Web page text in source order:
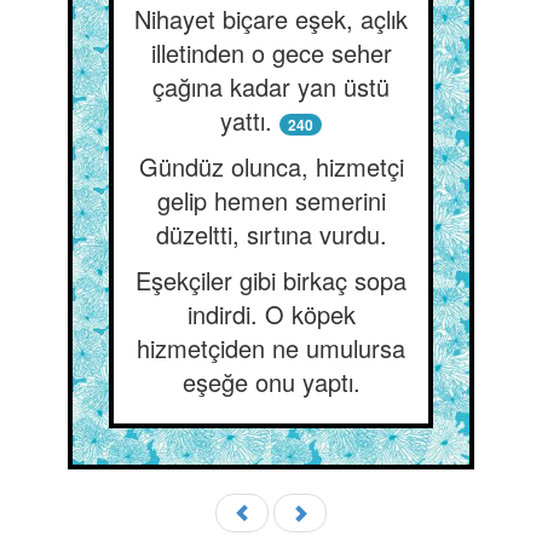
Nihayet biçare eşek, açlık
illetinden o gece seher
çağına kadar yan üstü
yattı.
240
Gündüz olunca, hizmetçi
gelip hemen semerini
düzeltti, sırtına vurdu.
Eşekçiler gibi birkaç sopa
indirdi. O köpek
hizmetçiden ne umulursa
eşeğe onu yaptı.